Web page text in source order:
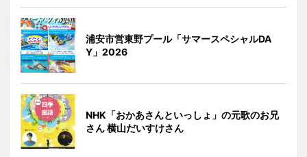
浦安市営東野プール「サマースペシャルDA
Y」2026
NHK「おかあさんといっしょ」の元歌のお兄
さん 横山だいすけさん